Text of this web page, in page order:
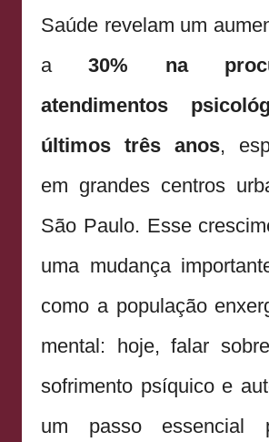
Saúde revelam um
a30% na
atendimentos
últimos três anos,
em grandes centros
São Paulo. Esse
uma mudança
como a população
mental: hoje, falar
sofrimento psíquico e
um passo essencial